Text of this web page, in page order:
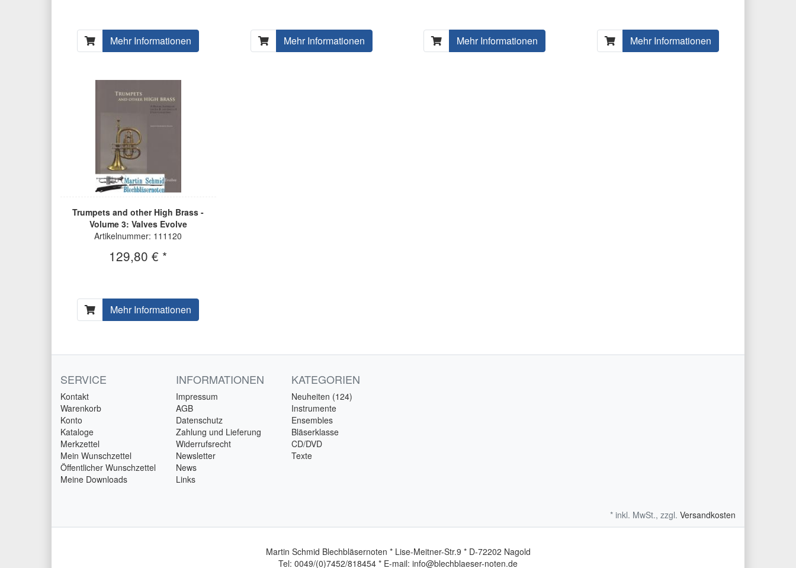
Mehr Informationen Mehr Informationen Mehr Informationen Mehr Informationen
Trumpets and other High Brass -
Volume 3: Valves Evolve
Artikelnummer: 111120
129,80 € *
Mehr Informationen
SERVICE
Kontakt
Warenkorb
Konto
Kataloge
Merkzettel
Mein Wunschzettel
Öffentlicher Wunschzettel
Meine Downloads
INFORMATIONEN
Impressum
AGB
Datenschutz
Zahlung und Lieferung
Widerrufsrecht
Newsletter
News
Links
KATEGORIEN
Neuheiten (124)
Instrumente
Ensembles
Bläserklasse
CD/DVD
Texte
* inkl. MwSt., zzgl. Versandkosten
Martin Schmid Blechbläsernoten * Lise-Meitner-Str.9 * D-72202 Nagold
Tel: 0049/(0)7452/818454 * E-mail: info@blechblaeser-noten.de